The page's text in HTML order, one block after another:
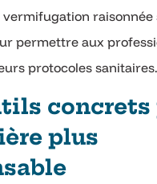
raisonnée
permettre aux
protocoles sanitaires.
concrets
plus